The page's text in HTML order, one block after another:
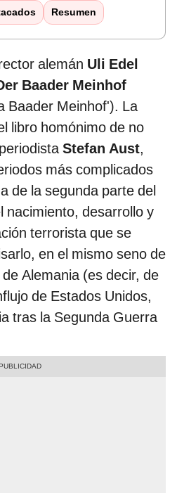
Resumen
alemán Uli Edel
Baader Meinhof
Baader Meinhof'). La
libro homónimo de no
Stefan Aust,
más complicados
de la segunda parte del
nacimiento, desarrollo y
terrorista que se
en el mismo seno de
Alemania (es decir, de
de Estados Unidos,
tras la Segunda Guerra